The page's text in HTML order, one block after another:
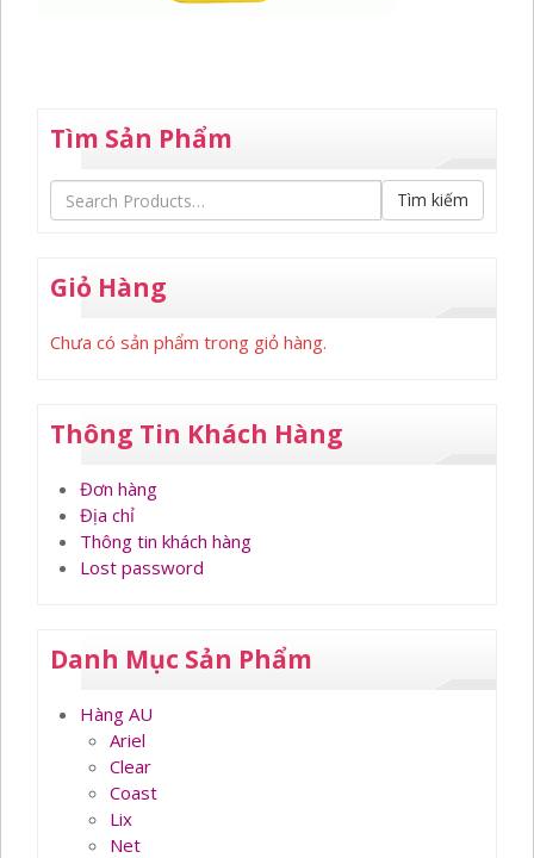
Tìm Sản Phẩm
Tìm kiếm
Giỏ Hàng
Chưa có sản phẩm trong giỏ hàng.
Thông Tin Khách Hàng
Đơn hàng
Địa chỉ
Thông tin khách hàng
Lost password
Danh Mục Sản Phẩm
Hàng AU
Ariel
Clear
Coast
Lix
Net